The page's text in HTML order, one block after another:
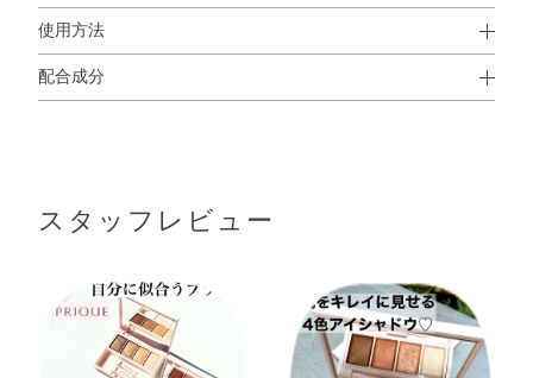
使用方法
使用方法
使用方法
配合成分
ン・トコフェロール・パール・ヒアルロン酸Na・アミノプ
化Al・水添アビエチン酸グリセリル・水添レシチン・グン
ジョウ・マイカ・酸化チタン・酸化亜鉛・酸化鉄
スタッフレビュー